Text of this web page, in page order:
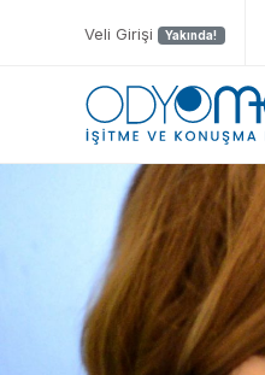
Veli Girişi Yakında!